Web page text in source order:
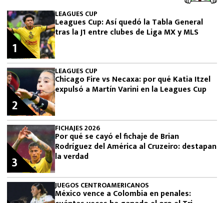
LEAGUES CUP
Leagues Cup: Así quedó la Tabla General
tras la J1 entre clubes de Liga MX y MLS
1
LEAGUES CUP
Chicago Fire vs Necaxa: por qué Katia Itzel
expulsó a Martín Varini en la Leagues Cup
2
FICHAJES 2026
Por qué se cayó el fichaje de Brian
Rodríguez del América al Cruzeiro: destapan
la verdad
3
JUEGOS CENTROAMERICANOS
México vence a Colombia en penales: